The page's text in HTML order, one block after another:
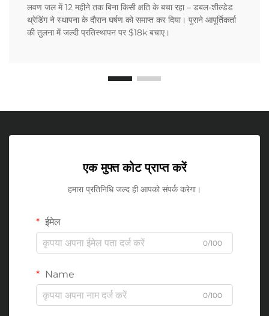
लवण जल में 12 महीने तक बिना किसी क्षति के बचा रहा – डबल-शील्डेड
थ्रेडिंग ने स्थापना के दौरान घर्षण को समाप्त कर दिया। पुराने आपूर्तिकर्ता
की तुलना में जल्दी प्रतिस्थापन पर $18k बचाए।
एक मुफ्त कोट प्राप्त करें
हमारा प्रतिनिधि जल्द ही आपको संपर्क करेगा।
ईमेल
0/100
Name
0/100